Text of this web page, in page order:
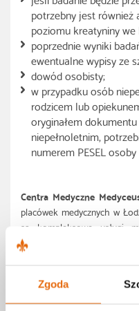
Zgoda
potrzebny jest również
poziomu kreatyniny we
poprzednie wyniki
ewentualne wypisy ze
dowód osobisty;
w przypadku osób
rodzicem lub
oryginałem
niepełnoletnim,
numerem PESEL
Centra Medyczne
placówek medycznych w
są kompleksowe usługi
Podstawowa Opieka
poradnie lekarzy
specjalistyczna, transport
lekarska. Sztandarową